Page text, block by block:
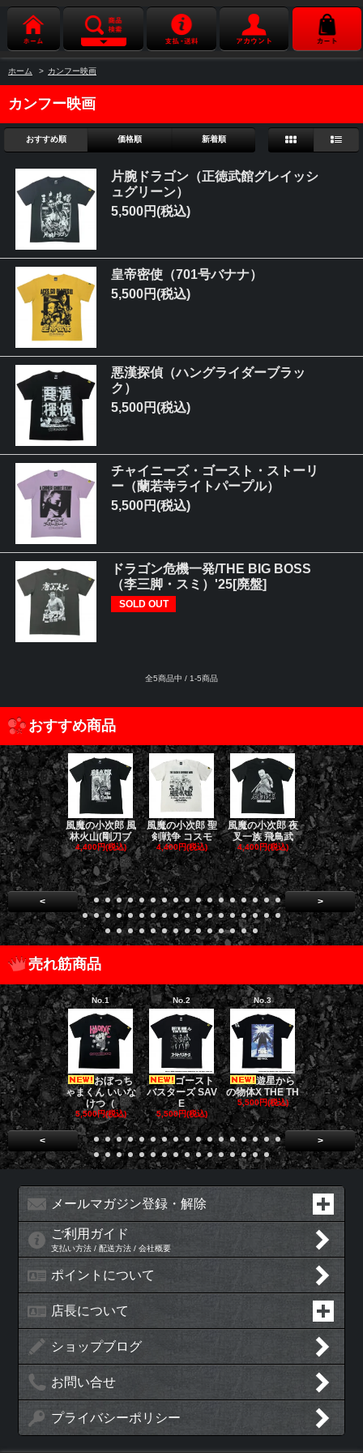
ホーム > カンフー映画
カンフー映画
おすすめ順 価格順 新着順
片腕ドラゴン（正徳武館グレイッシ
ュグリーン）
5,500円(税込)
皇帝密使（701号バナナ）
5,500円(税込)
悪漢探偵（ハングライダーブラッ
ク）
5,500円(税込)
チャイニーズ・ゴースト・ストーリ
ー（蘭若寺ライトパープル）
5,500円(税込)
ドラゴン危機一発/THE BIG BOSS
（李三脚・スミ）'25[廃盤]
SOLD OUT
全5商品中 / 1-5商品
おすすめ商品
風魔の小次郎 風
林火山(剛刀ブ
4,400円(税込)
風魔の小次郎 聖
剣戦争 コスモ
4,400円(税込)
風魔の小次郎 夜
叉一族 飛鳥武
4,400円(税込)
風魔の小次
魔一族 竜
4,400円(税
< >
売れ筋商品
No.1
おぼっち
ゃまくん いいな
けつ（
5,500円(税込)
No.2
ゴースト
バスターズ SAV
E
5,500円(税込)
No.3
遊星から
の物体X THE TH
5,500円(税込)
No.4
ゴー
バスターズ
ージャ
5,500円(税
< >
メールマガジン登録・解除
ご利用ガイド
支払い方法 / 配送方法 / 会社概要
ポイントについて
店長について
ショップブログ
お問い合せ
プライバシーポリシー